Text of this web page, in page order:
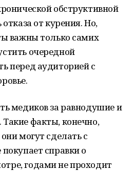
обструктивной
от курения. Но,
важны только самих
очередной
перед аудиторией с
медиков за равнодушие и
факты, конечно,
могут сделать с
справки о
годами не проходит